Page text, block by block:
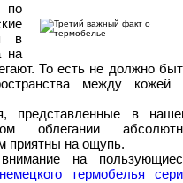
по
в
на
То есть не должно
между кожей
представленные в
облегании
приятны на ощупь.
на
немецкого термобелья